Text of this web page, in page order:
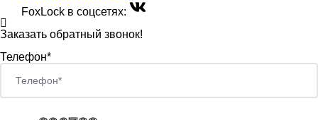
FoxLock в соцсетях:
Заказать обратный звонок!
Телефон*